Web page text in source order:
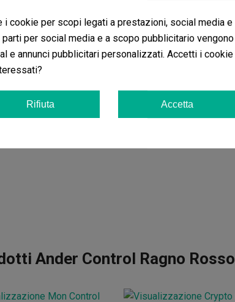
Ander Control Ragno Rosso
cookie per scopi legati a prestazioni, social media e
per social media e a scopo pubblicitario vengono
e annunci pubblicitari personalizzati. Accetti i cookie
Rifiuta Accetta